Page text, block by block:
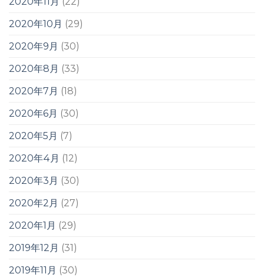
2020年10月 (29)
2020年9月 (30)
2020年8月 (33)
2020年7月 (18)
2020年6月 (30)
2020年5月 (7)
2020年4月 (12)
2020年3月 (30)
2020年2月 (27)
2020年1月 (29)
2019年12月 (31)
2019年11月 (30)